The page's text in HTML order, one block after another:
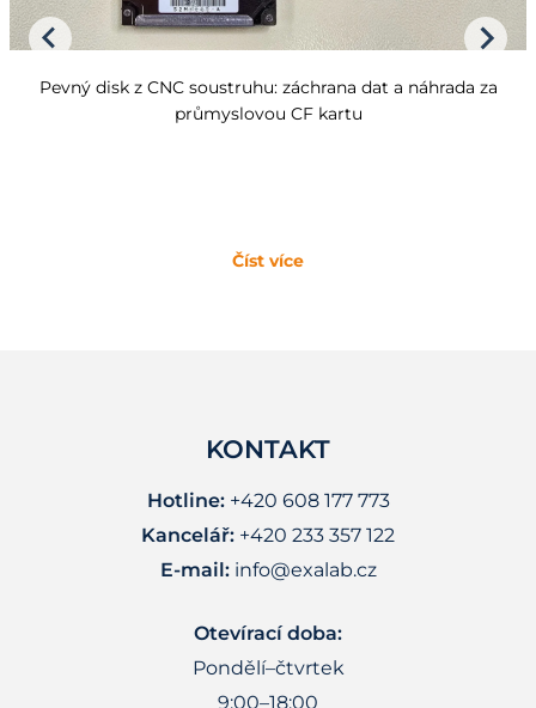
Pevný disk z CNC soustruhu: záchrana dat a náhrada za
průmyslovou CF kartu
Číst více
KONTAKT
Hotline:+420 608 177 773
Kancelář: +420 233 357 122
E-mail: info@exalab.cz
Otevírací doba:
Pondělí–čtvrtek
9:00–18:00